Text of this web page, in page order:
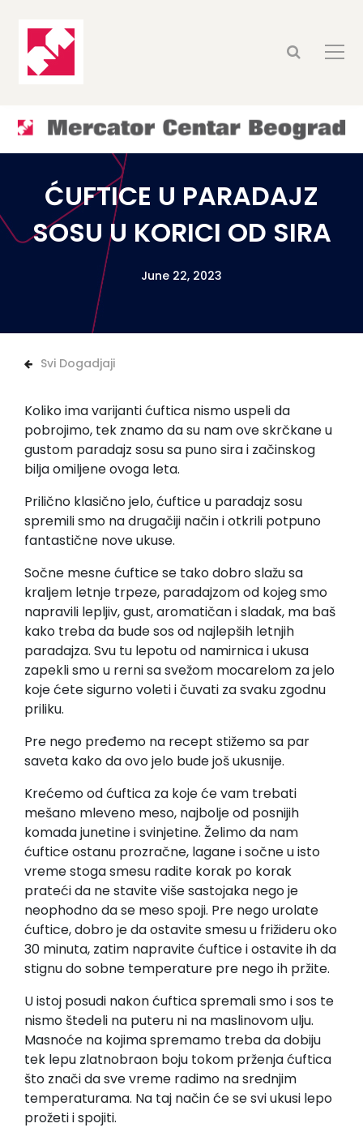
ĆUFTICE U PARADAJZ
SOSU U KORICI OD SIRA
June 22, 2023
Svi Dogadjaji
Koliko ima varijanti ćuftica nismo uspeli da
pobrojimo, tek znamo da su nam ove skrčkane u
gustom paradajz sosu sa puno sira i začinskog
bilja omiljene ovoga leta.
Prilično klasično jelo, ćuftice u paradajz sosu
spremili smo na drugačiji način i otkrili potpuno
fantastične nove ukuse.
Sočne mesne ćuftice se tako dobro slažu sa
kraljem letnje trpeze, paradajzom od kojeg smo
napravili lepljiv, gust, aromatičan i sladak, ma baš
kako treba da bude sos od najlepših letnjih
paradajza. Svu tu lepotu od namirnica i ukusa
zapekli smo u rerni sa svežom mocarelom za jelo
koje ćete sigurno voleti i čuvati za svaku zgodnu
priliku.
Pre nego pređemo na recept stižemo sa par
saveta kako da ovo jelo bude još ukusnije.
Krećemo od ćuftica za koje će vam trebati
mešano mleveno meso, najbolje od posnijih
komada junetine i svinjetine. Želimo da nam
ćuftice ostanu prozračne, lagane i sočne u isto
vreme stoga smesu radite korak po korak
prateći da ne stavite više sastojaka nego je
neophodno da se meso spoji. Pre nego urolate
ćuftice, dobro je da ostavite smesu u frižideru oko
30 minuta, zatim napravite ćuftice i ostavite ih da
stignu do sobne temperature pre nego ih pržite.
U istoj posudi nakon ćuftica spremali smo i sos te
nismo štedeli na puteru ni na maslinovom ulju.
Masnoće na kojima spremamo treba da dobiju
tek lepu zlatnobraon boju tokom prženja ćuftica
što znači da sve vreme radimo na srednjim
temperaturama. Na taj način će se svi ukusi lepo
prožeti i spojiti.